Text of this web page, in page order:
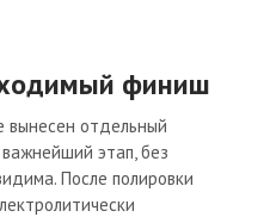
финиш
вынесен отдельный
важнейший этап, без
После полировки